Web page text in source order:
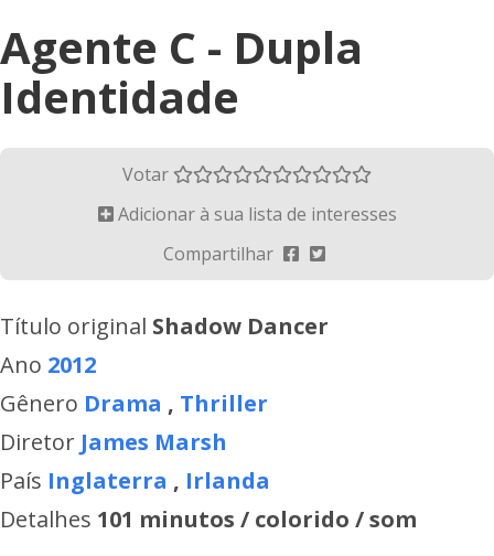
Agente C - Dupla
Identidade
Votar
Adicionar à sua lista de interesses
Compartilhar
Título original Shadow Dancer
Ano 2012
Gênero Drama , Thriller
Diretor James Marsh
País Inglaterra , Irlanda
Detalhes 101 minutos / colorido / som